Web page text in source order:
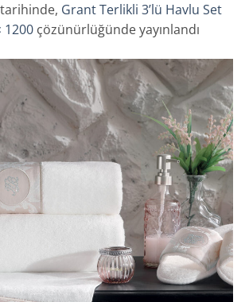
tarihinde, Grant Terlikli 3’lü Havlu Set
1200 çözünürlüğünde yayınlandı